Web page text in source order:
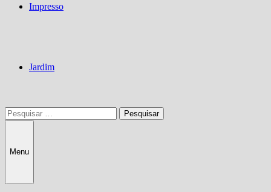
Impresso
Jardim
Pesquisar
por:
Menu